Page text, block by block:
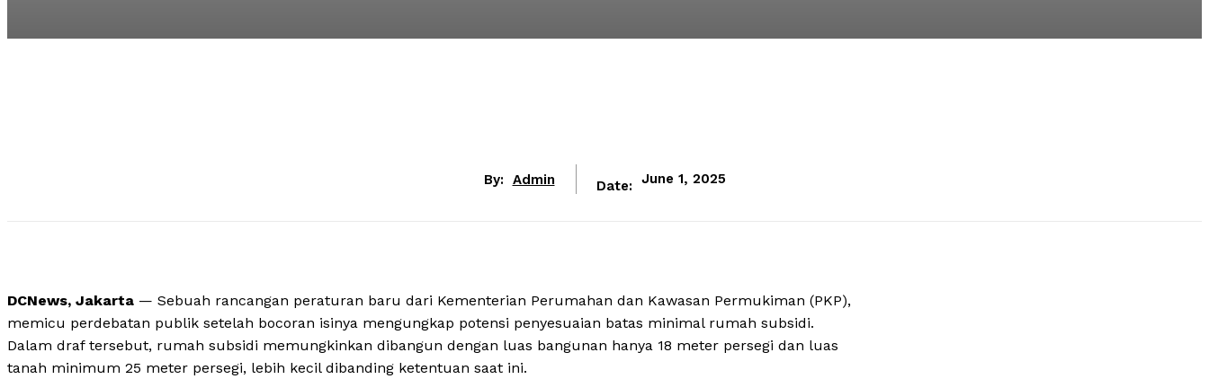
By: Admin Date: June 1, 2025
DCNews, Jakarta — Sebuah rancangan peraturan baru dari Kementerian Perumahan dan Kawasan Permukiman (PKP),
memicu perdebatan publik setelah bocoran isinya mengungkap potensi penyesuaian batas minimal rumah subsidi.
Dalam draf tersebut, rumah subsidi memungkinkan dibangun dengan luas bangunan hanya 18 meter persegi dan luas
tanah minimum 25 meter persegi, lebih kecil dibanding ketentuan saat ini.